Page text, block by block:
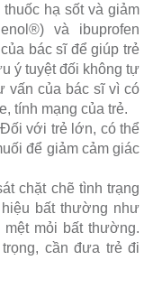
hạ sốt và giảm
và ibuprofen
bác sĩ để giúp trẻ
ý tuyệt đối không tự
vấn của bác sĩ vì có
tính mạng của trẻ.
Đối với trẻ lớn, có thể
để giảm cảm giác
chặt chẽ tình trạng
bất thường như
mỏi bất thường.
cần đưa trẻ đi